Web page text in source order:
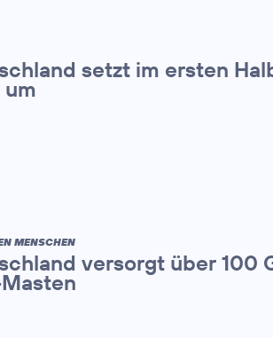
setzt im ersten
MENSCHEN
versorgt über 100